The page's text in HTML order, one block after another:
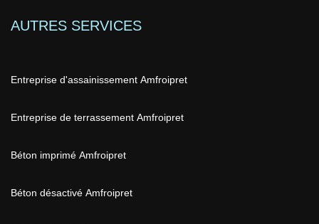
AUTRES SERVICES
Entreprise d'assainissement Amfroipret
Entreprise de terrassement Amfroipret
Béton imprimé Amfroipret
Béton désactivé Amfroipret